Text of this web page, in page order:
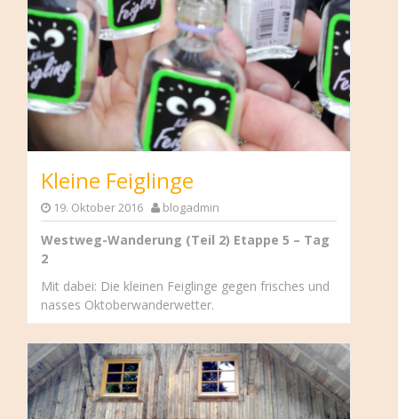
Kleine Feiglinge
19. Oktober 2016 blogadmin
Westweg-Wanderung (Teil 2) Etappe 5 – Tag
2
Mit dabei: Die kleinen Feiglinge gegen frisches und
nasses Oktoberwanderwetter.